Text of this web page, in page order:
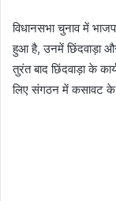
विधानसभा चुनाव में
हुआ है, उनमें छिंदवाड़ा
तुरंत बाद छिंदवाड़ा के
लिए संगठन में कसावट के